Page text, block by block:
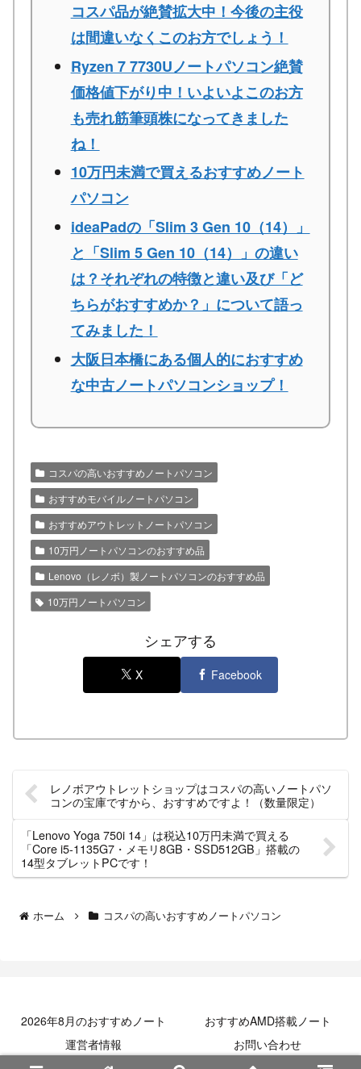
コスパ品が絶賛拡大中！今後の主役
は間違いなくこのお方でしょう！
Ryzen 7 7730Uノートパソコン絶賛
価格値下がり中！いよいよこのお方
も売れ筋筆頭株になってきました
ね！
10万円未満で買えるおすすめノート
パソコン
ideaPadの「Slim 3 Gen 10（14）」
と「Slim 5 Gen 10（14）」の違い
は？それぞれの特徴と違い及び「ど
ちらがおすすめか？」について語っ
てみました！
大阪日本橋にある個人的におすすめ
な中古ノートパソコンショップ！
コスパの高いおすすめノートパソコン
おすすめモバイルノートパソコン
おすすめアウトレットノートパソコン
10万円ノートパソコンのおすすめ品
Lenovo（レノボ）製ノートパソコンのおすすめ品
10万円ノートパソコン
シェアする
X Facebook
レノボアウトレットショップはコスパの高いノートパソ
コンの宝庫ですから、おすすめですよ！（数量限定）
「Lenovo Yoga 750i 14」は税込10万円未満で買える
「Core i5-1135G7・メモリ8GB・SSD512GB」搭載の
14型タブレットPCです！
ホーム コスパの高いおすすめノートパソコン
2026年8月のおすすめノート
おすすめAMD搭載ノート
運営者情報
お問い合わせ